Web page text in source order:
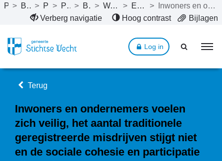
Naar hoofdinhoud
Publicaties
> Bestuursrapportage 2024 > Programma’s
> Programma 2. Veiligheid > Beleid programma 2> Wat willen we bereiken tot en met 2027? > Een veilige gemeente voor iedereen >
Inwoners en ondernemers voelen zich veilig, het aantal traditionele geregistreerde misdrijven stijgt niet en de sociale cohesie en participatie zijn optimaal
Verberg navigatie
Hoog contrast Bijlagen
Log in
Terug
Inwoners en ondernemers voelen
zich veilig, het aantal traditionele
geregistreerde misdrijven stijgt niet
en de sociale cohesie en participatie